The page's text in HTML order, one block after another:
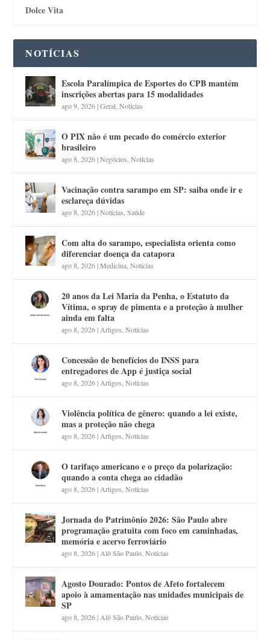
Dolce Vita
NOTÍCIAS
Escola Paralímpica de Esportes do CPB mantém
inscrições abertas para 15 modalidades
ago 9, 2026|Geral ,Notícias
O PIX não é um pecado do comércio exterior
brasileiro
ago 8, 2026|Negócios ,Notícias
Vacinação contra sarampo em SP: saiba onde ir e
esclareça dúvidas
ago 8, 2026|Notícias ,Saúde
Com alta do sarampo, especialista orienta como
diferenciar doença da catapora
ago 8, 2026|Medicina ,Notícias
20 anos da Lei Maria da Penha, o Estatuto da
Vítima, o spray de pimenta e a proteção à mulher
ainda em falta
ago 8, 2026| Artigos ,Notícias
Concessão de benefícios do INSS para
entregadores de App é justiça social
ago 8, 2026| Artigos ,Notícias
Violência política de gênero: quando a lei existe,
mas a proteção não chega
ago 8, 2026| Artigos ,Notícias
O tarifaço americano e o preço da polarização:
quando a conta chega ao cidadão
ago 8, 2026| Artigos ,Notícias
Jornada do Patrimônio 2026: São Paulo abre
programação gratuita com foco em caminhadas,
memória e acervo ferroviário
ago 8, 2026| Alô São Paulo ,Notícias
Agosto Dourado: Pontos de Afeto fortalecem
apoio à amamentação nas unidades municipais de
SP
ago 8, 2026| Alô São Paulo ,Notícias